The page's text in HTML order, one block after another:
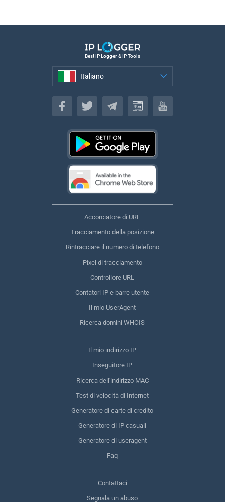
Best IP Logger & IP Tools
Italiano
Italiano
Accorciatore di URL
Tracciamento della posizione
Rintracciare il numero di telefono
Pixel di tracciamento
Controllore URL
Contatori IP e barre utente
Il mio UserAgent
Ricerca domini WHOIS
Il mio indirizzo IP
Inseguitore IP
Ricerca dell'indirizzo MAC
Test di velocità di Internet
Generatore di carte di credito
Generatore di IP casuali
Generatore di useragent
Faq
Contattaci
Segnala un abuso